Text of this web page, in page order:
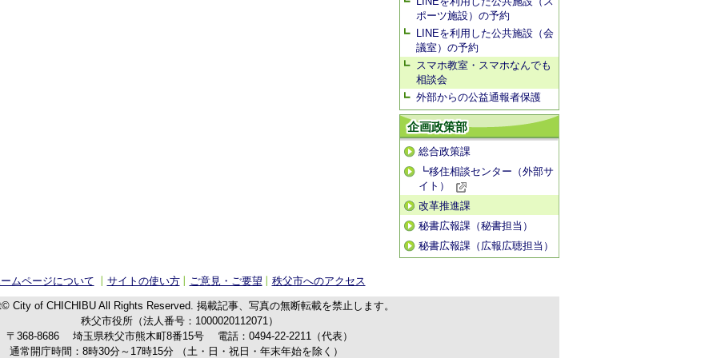
ポーツ施設）の予約
LINEを利用した公共施設（会
議室）の予約
スマホ教室・スマホなんでも
相談会
外部からの公益通報者保護
企画政策部
総合政策課
┗移住相談センター（外部サ
イト）
改革推進課
秘書広報課（秘書担当）
秘書広報課（広報広聴担当）
ムページについて サイトの使い方 ご意見・ご要望 秩父市へのアクセス
City of CHICHIBU All Rights Reserved. 掲載記事、写真の無断転載を禁止します。
秩父市役所（法人番号：1000020112071）
〒368-8686
埼玉県秩父市熊木町8番15号 電話： 0494-22-2211（代表）
通常開庁時間：8時30分～17時15分（土・日・祝日・年末年始を除く）